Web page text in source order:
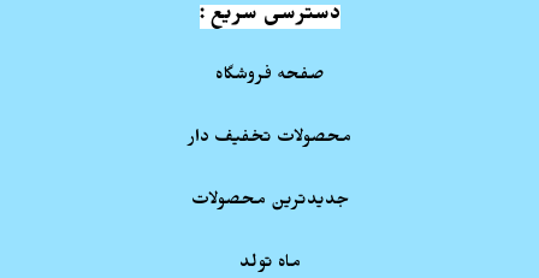
دسترسی سریع :
صفحه فروشگاه
محصولات تخفیف دار
جدیدترین محصولات
ماه تولد